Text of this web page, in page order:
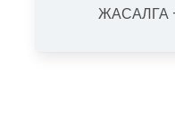
ЖАСАЛГА